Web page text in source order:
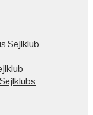
Sejlklub